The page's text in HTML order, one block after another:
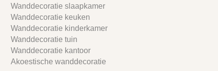
Wanddecoratie slaapkamer
Wanddecoratie keuken
Wanddecoratie kinderkamer
Wanddecoratie tuin
Wanddecoratie kantoor
Akoestische wanddecoratie